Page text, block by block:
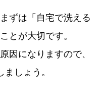
ずは「自宅で洗える
とが大切です。
因になりますので、
しょう。